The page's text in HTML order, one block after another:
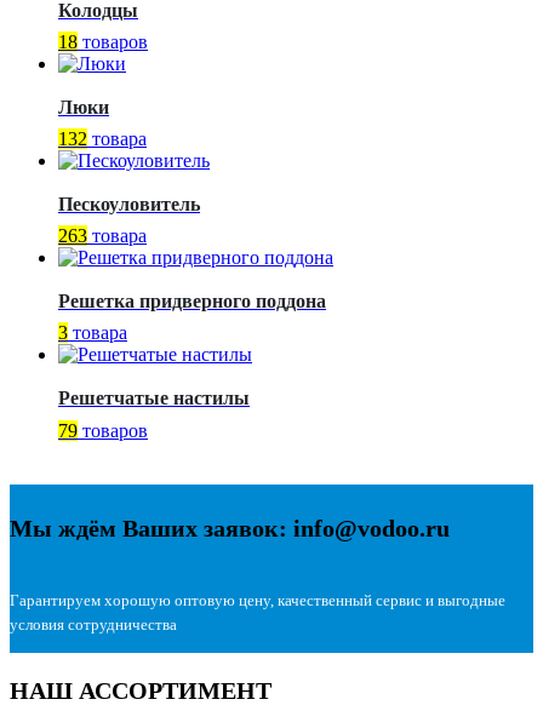
Колодцы
18 товаров
Люки
132 товара
Пескоуловитель
263 товара
Решетка придверного поддона
3 товара
Решетчатые настилы
79 товаров
Мы ждём Ваших заявок: info@vodoo.ru
Гарантируем хорошую оптовую цену, качественный сервис и выгодные
условия сотрудничества
НАШ АССОРТИМЕНТ